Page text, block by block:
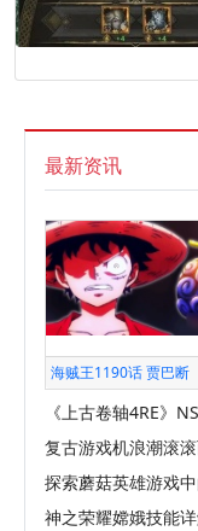
最新资讯
海贼王1190话 贾巴断
《上古卷轴4RE》
复古游戏机浪潮滚
探索蘑菇英雄游戏
神之荣耀嫦娥技能